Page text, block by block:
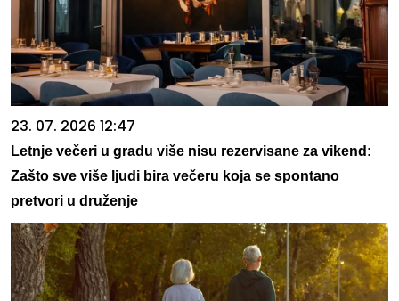
23. 07. 2026 12:47
Letnje večeri u gradu više nisu rezervisane za vikend:
Zašto sve više ljudi bira večeru koja se spontano
pretvori u druženje